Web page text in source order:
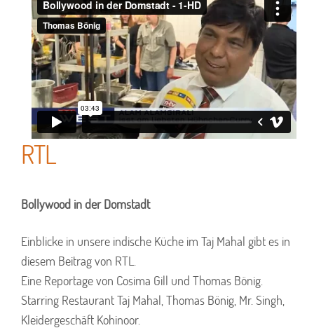
RTL
Bollywood in der Domstadt
Einblicke in unsere indische Küche im Taj Mahal gibt es in
diesem Beitrag von RTL.
Eine Reportage von Cosima Gill und Thomas Bönig.
Starring Restaurant Taj Mahal, Thomas Bönig, Mr. Singh,
Kleidergeschäft Kohinoor.